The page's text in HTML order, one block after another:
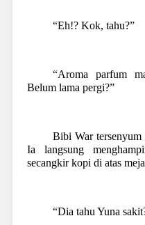
“Eh!? Kok, tahu?”
“Aroma parfum
Belum lama pergi?”
Bibi War tersenyum
Ia langsung
secangkir kopi di atas
“Dia tahu Yuna